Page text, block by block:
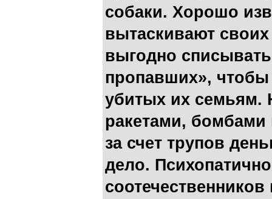
собаки. Хорошо
вытаскивают
выгодно
пропавших», чтобы
убитых их семьям.
ракетами,
за счет трупов
дело.